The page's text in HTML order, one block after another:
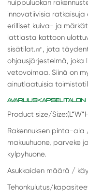
huippuluokan
innovatiivisia ratkaisuja
erilliset kuiva- ja
lattiasta kattoon
sisätilat.㎡, jota
ohjausjärjestelmä, joka
vetovoimaa. Siinä on
ainutlaatuisia
Product size/
Rakennuksen pinta-
makuuhuone, parveke
kylpyhuone.
Asukkaiden määrä /
Tehonkulutus/